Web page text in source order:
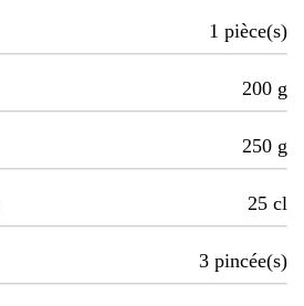
1 pièce(s)
200 g
250 g
25 cl
3 pincée(s)